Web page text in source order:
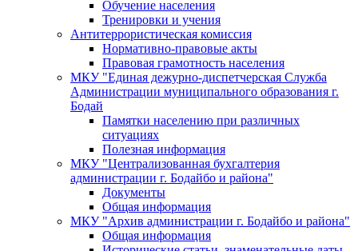
Обучение населения
Тренировки и учения
Антитеррористическая комиссия
Нормативно-правовые акты
Правовая грамотность населения
МКУ "Единая дежурно-диспетчерская Служба
Администрации муниципального образования г.
Бодай
Памятки населению при различных
ситуациях
Полезная информация
МКУ "Централизованная бухгалтерия
администрации г. Бодайбо и района"
Документы
Общая информация
МКУ "Архив администрации г. Бодайбо и района"
Общая информация